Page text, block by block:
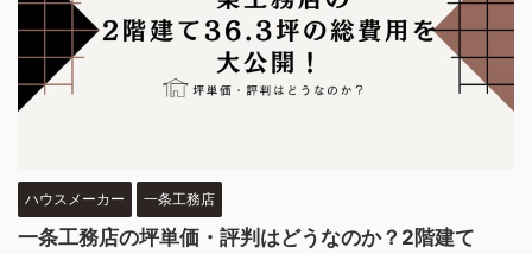
ハウスメーカー 一条工務店
一条工務店の坪単価・評判はどうなのか？2階建て